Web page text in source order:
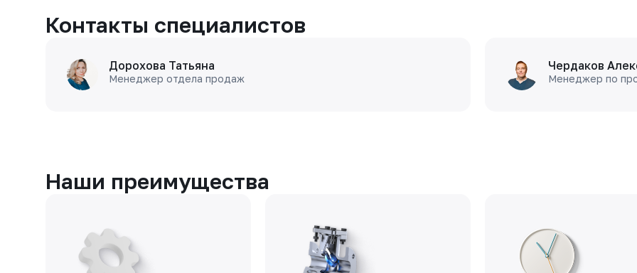
Контакты специалистов
Дорохова Татьяна
Менеджер отдела продаж
Чердаков
Менеджер по
Наши преимущества